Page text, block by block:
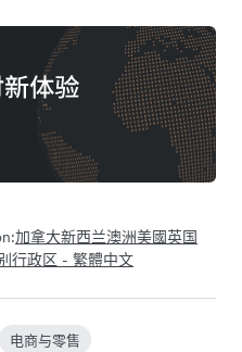
加拿大新西兰澳洲美國英国
行政区 - 繁體中文
电商与零售